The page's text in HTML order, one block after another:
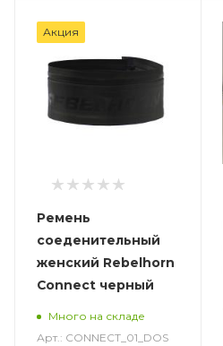
Акция
Ремень
соеденительный
женский Rebelhorn
Connect черный
Много на складе
Арт.: CONNECT_01_DOS